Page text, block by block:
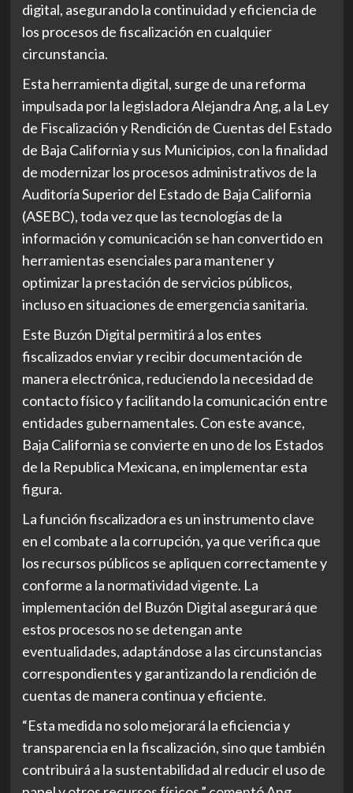
digital, asegurando la continuidad y eficiencia de
los procesos de fiscalización en cualquier
circunstancia.
Esta herramienta digital, surge de una reforma
impulsada por la legisladora Alejandra Ang, a la Ley
de Fiscalización y Rendición de Cuentas del Estado
de Baja California y sus Municipios, con la finalidad
de modernizar los procesos administrativos de la
Auditoría Superior del Estado de Baja California
(ASEBC), toda vez que las tecnologías de la
información y comunicación se han convertido en
herramientas esenciales para mantener y
optimizar la prestación de servicios públicos,
incluso en situaciones de emergencia sanitaria.
Este Buzón Digital permitirá a los entes
fiscalizados enviar y recibir documentación de
manera electrónica, reduciendo la necesidad de
contacto físico y facilitando la comunicación entre
entidades gubernamentales. Con este avance,
Baja California se convierte en uno de los Estados
de la Republica Mexicana, en implementar esta
figura.
La función fiscalizadora es un instrumento clave
en el combate a la corrupción, ya que verifica que
los recursos públicos se apliquen correctamente y
conforme a la normatividad vigente. La
implementación del Buzón Digital asegurará que
estos procesos no se detengan ante
eventualidades, adaptándose a las circunstancias
correspondientes y garantizando la rendición de
cuentas de manera continua y eficiente.
“Esta medida no solo mejorará la eficiencia y
transparencia en la fiscalización, sino que también
contribuirá a la sustentabilidad al reducir el uso de